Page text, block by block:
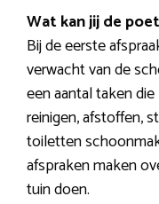
Wat kan jij de
Bij de eerste
verwacht van de
een aantal taken
reinigen, afstoffen,
toiletten
afspraken maken
tuin doen.